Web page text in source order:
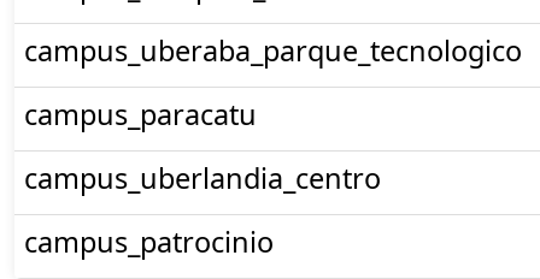
campus_uberaba_parque_tecnologico
campus_paracatu
campus_uberlandia_centro
campus_patrocinio